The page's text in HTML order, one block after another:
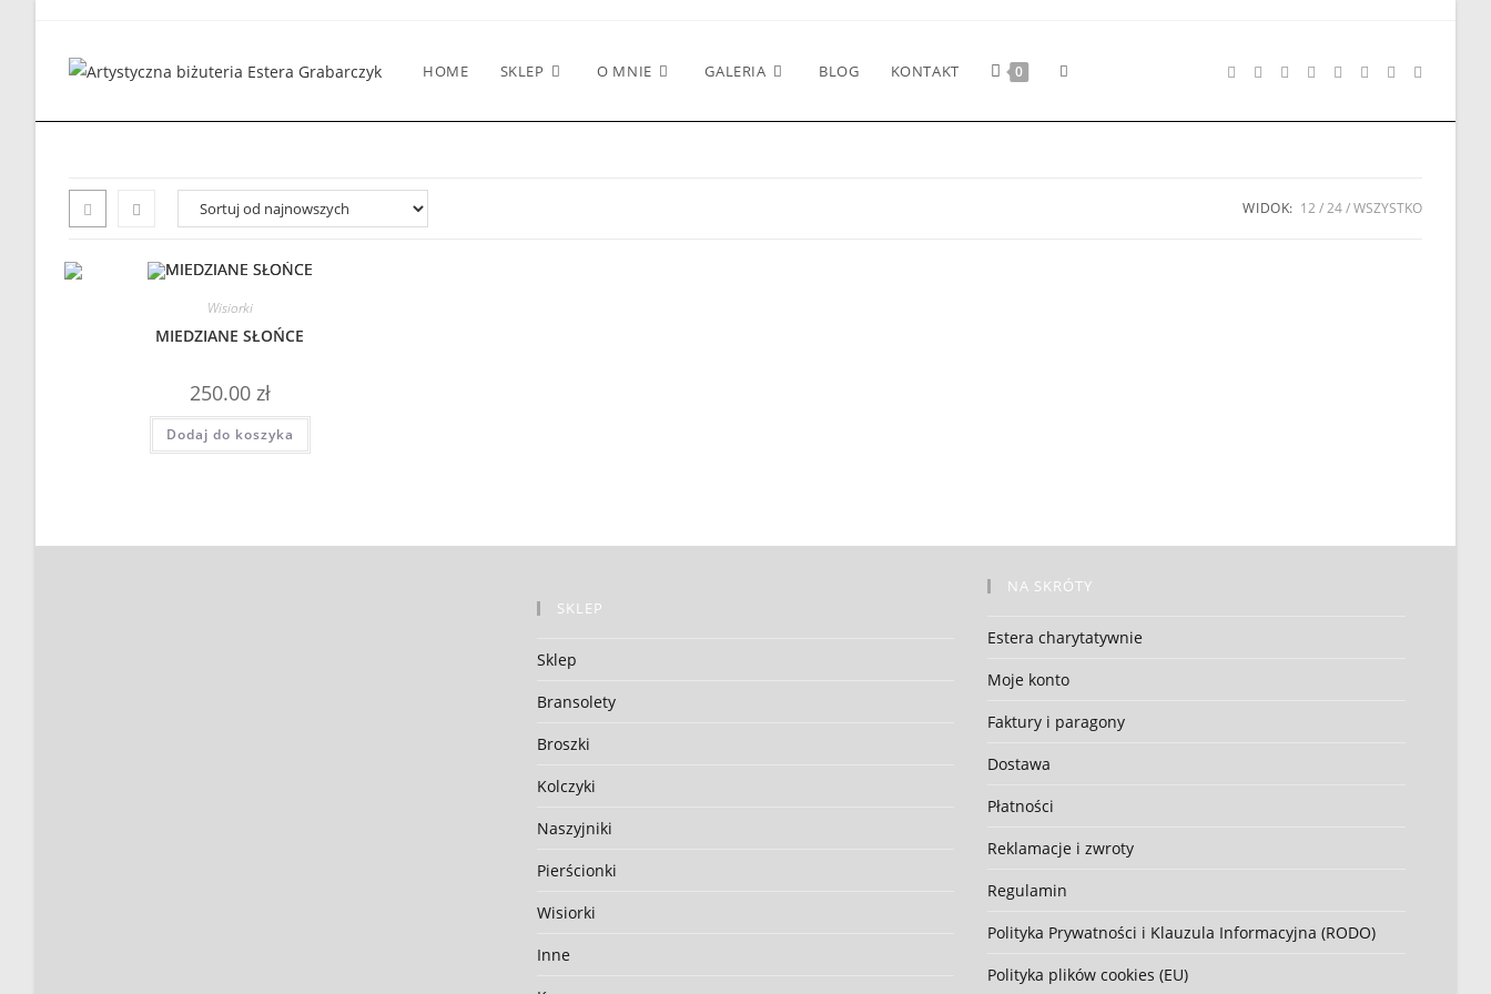
HOME SKLEP O MNIE GALERIA BLOG KONTAKT 0 Toggle
WIDOK: 12 24 WSZYSTKO
Wisiorki
MIEDZIANE SŁOŃCE
250.00 zł
Dodaj do koszyka
SKLEP
Sklep
Bransolety
Broszki
Kolczyki
Naszyjniki
Pierścionki
Wisiorki
Inne
NA SKRÓTY
Estera charytatywnie
Moje konto
Faktury i paragony
Dostawa
Płatności
Reklamacje i zwroty
Regulamin
Polityka Prywatności i Klauzula Informacyjna (RODO)
Polityka plików cookies (EU)